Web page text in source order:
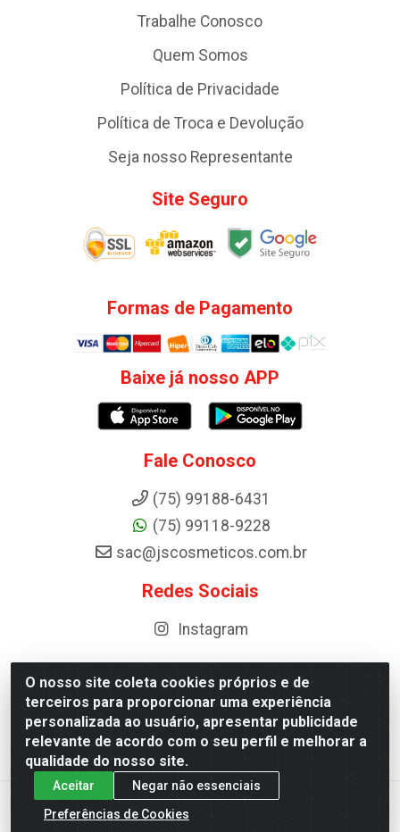
O nosso site coleta cookies próprios e de
terceiros para proporcionar uma experiência
personalizada ao usuário, apresentar publicidade
relevante de acordo com o seu perfil e melhorar a
qualidade do nosso site.
Aceitar
Negar não essenciais
Preferências de Cookies
Trabalhe Conosco
Quem Somos
Política de Privacidade
Política de Troca e Devolução
Seja nosso Representante
Site Seguro
Formas de Pagamento
Baixe já nosso APP
Fale Conosco
(75) 99188-6431
(75) 99118-9228
sac@jscosmeticos.com.br
Redes Sociais
Instagram
Distribuidora de Cosméticos Antoneto LTDA - BA-052,
km 87 - Industrial, Ipirá - BA, 44600-000 - CNPJ
10.984.107/0001-75